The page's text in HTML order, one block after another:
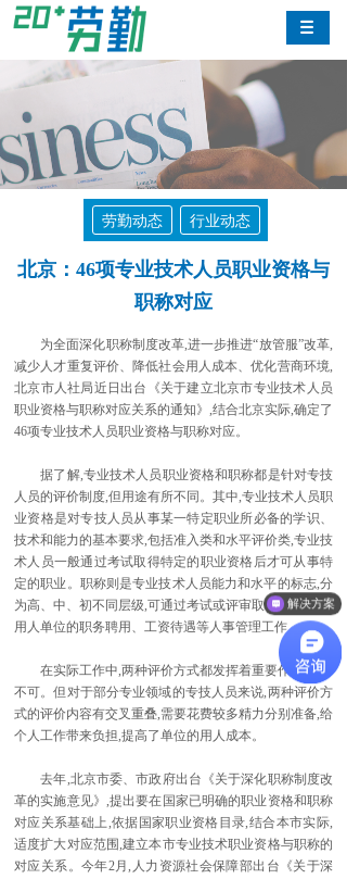
劳勤动态 行业动态
北京：46项专业技术人员职业资格与
职称对应
为全面深化职称制度改革,进一步推进“放管服”改革,
减少人才重复评价、降低社会用人成本、优化营商环境,
北京市人社局近日出台《关于建立北京市专业技术人员
职业资格与职称对应关系的通知》,结合北京实际,确定了
46项专业技术人员职业资格与职称对应。
据了解,专业技术人员职业资格和职称都是针对专技
人员的评价制度,但用途有所不同。其中,专业技术人员职
业资格是对专技人员从事某一特定职业所必备的学识、
技术和能力的基本要求,包括准入类和水平评价类,专业技
术人员一般通过考试取得特定的职业资格后才可从事特
定的职业。职称则是专业技术人员能力和水平的标志,分
为高、中、初不同层级,可通过考试或评审取得,主要用于
用人单位的职务聘用、工资待遇等人事管理工作。
在实际工作中,两种评价方式都发挥着重要作用,缺一
不可。但对于部分专业领域的专技人员来说,两种评价方
式的评价内容有交叉重叠,需要花费较多精力分别准备,给
个人工作带来负担,提高了单位的用人成本。
去年,北京市委、市政府出台《关于深化职称制度改
革的实施意见》,提出要在国家已明确的职业资格和职称
对应关系基础上,依据国家职业资格目录,结合本市实际,
适度扩大对应范围,建立本市专业技术职业资格与职称的
对应关系。今年2月,人力资源社会保障部出台《关于深
解决方案